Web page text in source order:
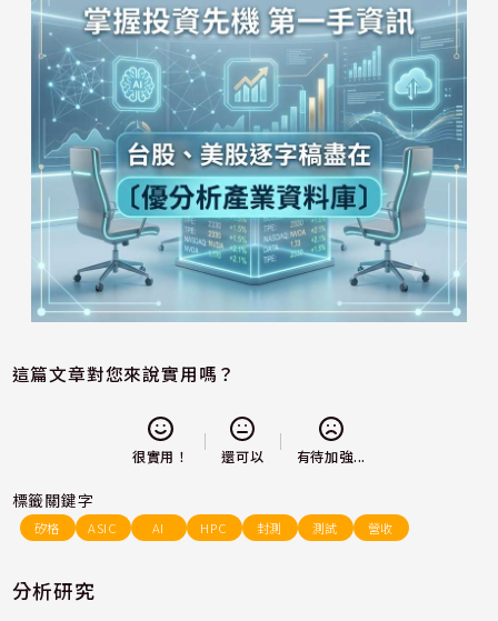
這篇文章對您來說實用嗎？
很實用！ 還可以 有待加強...
標籤關鍵字
矽格 ASIC AI HPC 封測 測試 營收
分析研究